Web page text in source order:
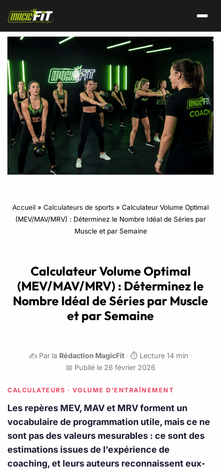
Accueil » Calculateurs de sports » Calculateur Volume Optimal
(MEV/MAV/MRV) : Déterminez le Nombre Idéal de Séries par
Muscle et par Semaine
Calculateur Volume Optimal
(MEV/MAV/MRV) : Déterminez le
Nombre Idéal de Séries par Muscle
et par Semaine
✍️ Par la Rédaction MagicFit · ⏱️ Lecture 14 min ·
📅 Publié le 26 février 2026
CALCULATEURS · VOLUME D’ENTRAÎNEMENT
Les repères MEV, MAV et MRV forment un
vocabulaire de programmation utile, mais ce ne
sont pas des valeurs mesurables : ce sont des
estimations issues de l’expérience de
coaching, et leurs auteurs reconnaissent eux-